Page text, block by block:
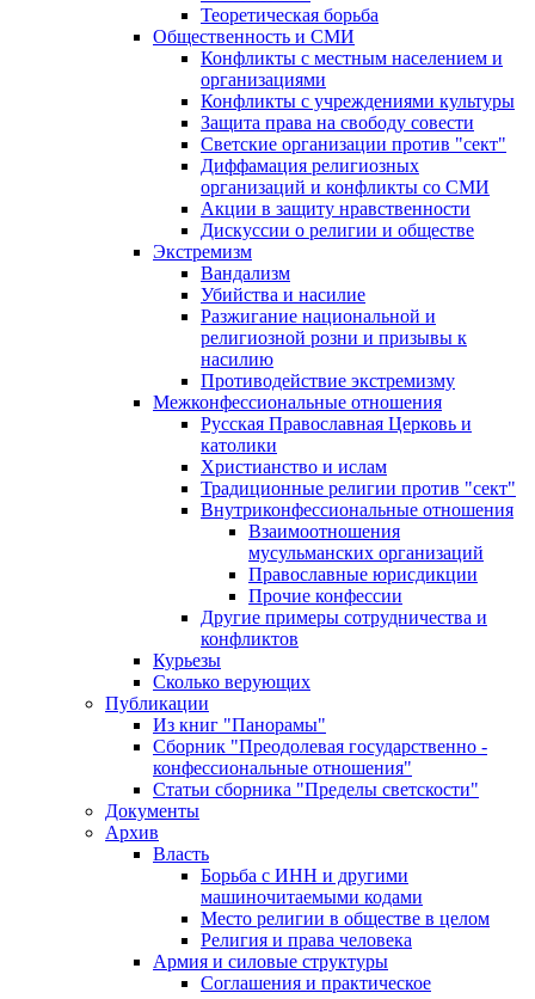
Теоретическая борьба
Общественность и СМИ
Конфликты с местным населением и
организациями
Конфликты с учреждениями культуры
Защита права на свободу совести
Светские организации против "сект"
Диффамация религиозных
организаций и конфликты со СМИ
Акции в защиту нравственности
Дискуссии о религии и обществе
Экстремизм
Вандализм
Убийства и насилие
Разжигание национальной и
религиозной розни и призывы к
насилию
Противодействие экстремизму
Межконфессиональные отношения
Русская Православная Церковь и
католики
Христианство и ислам
Традиционные религии против "сект"
Внутриконфессиональные отношения
Взаимоотношения
мусульманских организаций
Православные юрисдикции
Прочие конфессии
Другие примеры сотрудничества и
конфликтов
Курьезы
Сколько верующих
Публикации
Из книг "Панорамы"
Сборник "Преодолевая государственно -
конфессиональные отношения"
Статьи сборника "Пределы светскости"
Документы
Архив
Власть
Борьба с ИНН и другими
машиночитаемыми кодами
Место религии в обществе в целом
Религия и права человека
Армия и силовые структуры
Соглашения и практическое